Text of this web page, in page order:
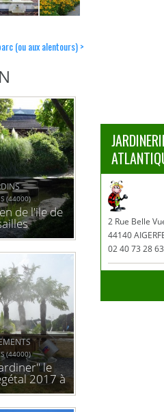
(ou aux alentours) >
(44000)
de l'ile de
(44000)
le
2017 à
2 Rue Belle
44140
02 40 73 28 63